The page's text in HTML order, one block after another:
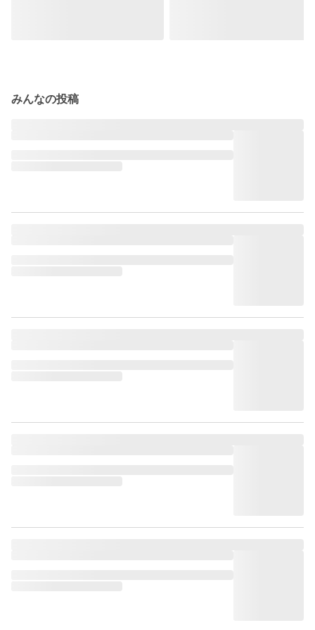
みんなの投稿